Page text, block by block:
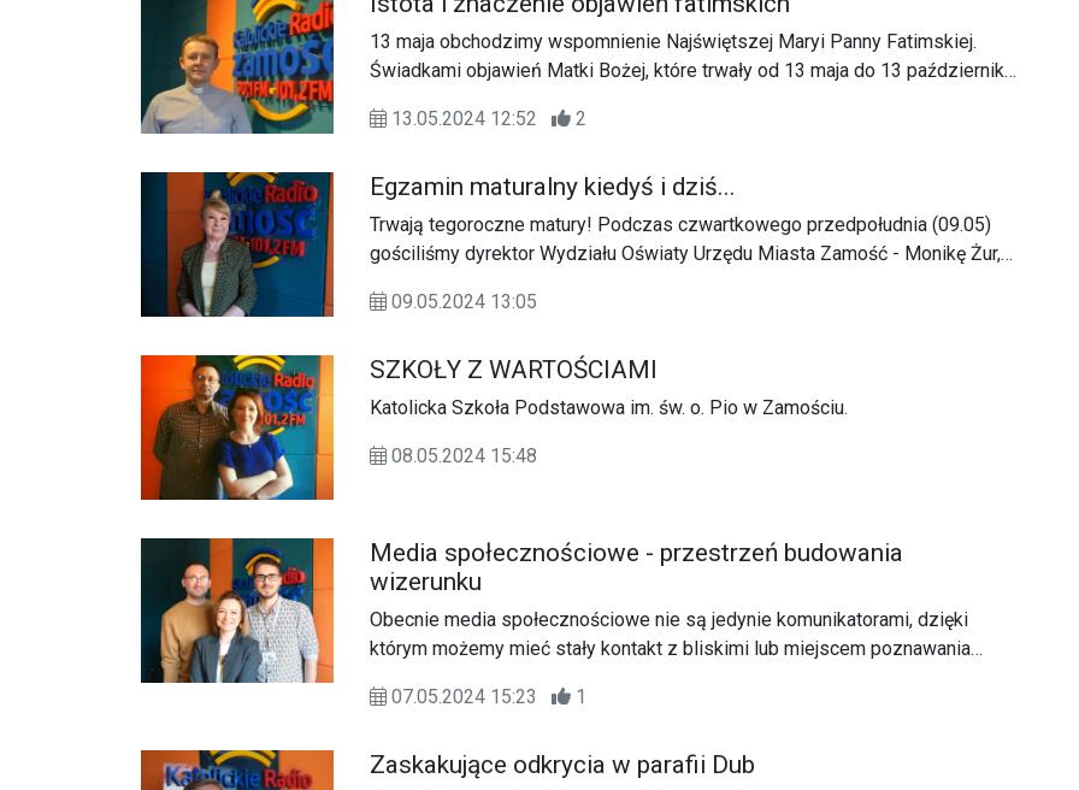
13 maja obchodzimy wspomnienie Najświętszej Maryi Panny Fatimskiej.
Świadkami objawień Matki Bożej, które trwały od 13 maja do 13 października
Hiacynta Marto oraz Łucja dos Santos.
13.05.2024 12:52 2
Egzamin maturalny kiedyś i dziś...
Trwają tegoroczne matury! Podczas czwartkowego przedpołudnia (09.05)
gościliśmy dyrektor Wydziału Oświaty Urzędu Miasta Zamość - Monikę Żur,
maturalnych oraz formułach w jakich tegoroczni maturzyści zdają egzaminy.
09.05.2024 13:05
SZKOŁY Z WARTOŚCIAMI
Katolicka Szkoła Podstawowa im. św. o. Pio w Zamościu.
08.05.2024 15:48
Media społecznościowe - przestrzeń budowania
wizerunku
Obecnie media społecznościowe nie są jedynie komunikatorami, dzięki
którym możemy mieć stały kontakt z bliskimi lub miejscem poznawania
podzielenia się swoimi zainteresowaniami oraz zbudowania wizerunku
07.05.2024 15:23 1
Zaskakujące odkrycia w parafii Dub